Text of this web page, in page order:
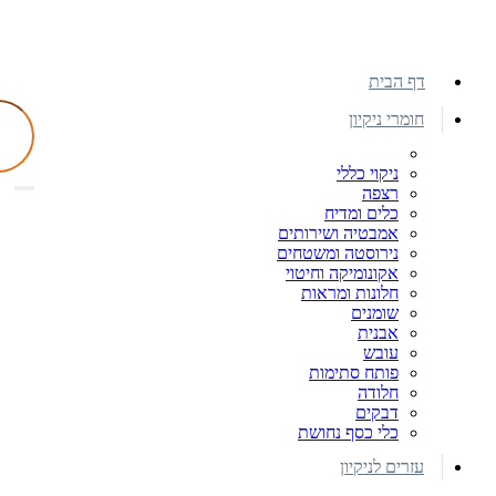
דף הבית
חומרי ניקיון
ניקוי כללי
רצפה
כלים ומדיח
אמבטיה ושירותים
נירוסטה ומשטחים
אקונומיקה וחיטוי
חלונות ומראות
שומנים
אבנית
עובש
פותח סתימות
חלודה
דבקים
כלי כסף נחושת
עזרים לניקיון